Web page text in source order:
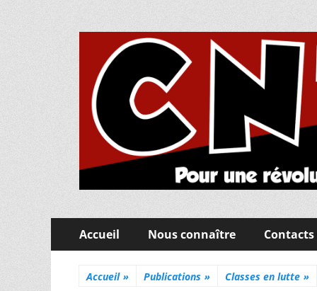
CNT Fédération
Pour une révolution sociale, éducative et
Menu
principal
Accueil Nous connaître
Accueil » Publications » Classes en lutte »